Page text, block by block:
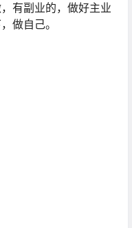
有副业的，做好主业
做自己。